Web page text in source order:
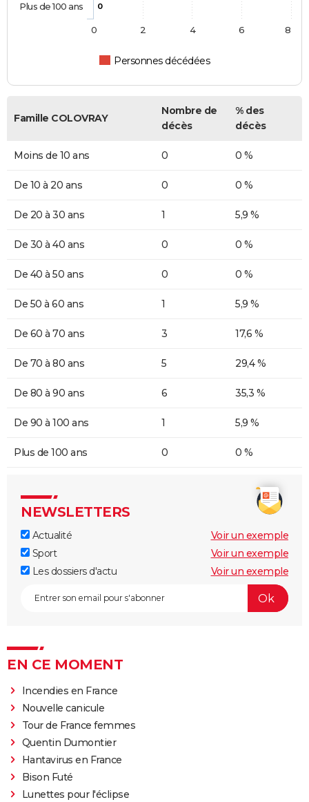
0
Personnes décédées
Plus de 100 ans
0 2 4 6 8
Famille COLOVRAY
Nombre de
décès
% des
décès
Moins de 10 ans 0 0 %
De 10 à 20 ans 0 0 %
De 20 à 30 ans 1 5,9 %
De 30 à 40 ans 0 0 %
De 40 à 50 ans 0 0 %
De 50 à 60 ans 1 5,9 %
De 60 à 70 ans 3 17,6 %
De 70 à 80 ans 5 29,4 %
De 80 à 90 ans 6 35,3 %
De 90 à 100 ans 1 5,9 %
Plus de 100 ans 0 0 %
NEWSLETTERS
Actualité
Voir un exemple
Sport
Voir un exemple
Les dossiers d'actu
Voir un exemple
EN CE MOMENT
Incendies en France
Nouvelle canicule
Tour de France femmes
Quentin Dumontier
Hantavirus en France
Bison Futé
Lunettes pour l'éclipse